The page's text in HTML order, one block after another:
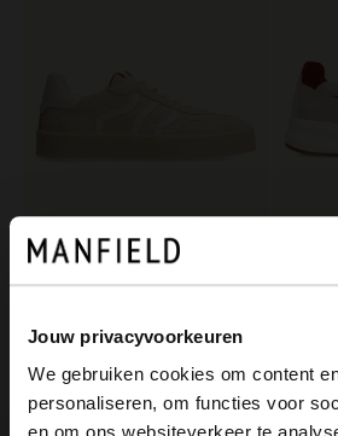
Jouw privacyvoorkeuren
We gebruiken cookies om content
personaliseren, om functies voor
No Stress
Offwhite Ledersneaker mit Veloursleder-Details